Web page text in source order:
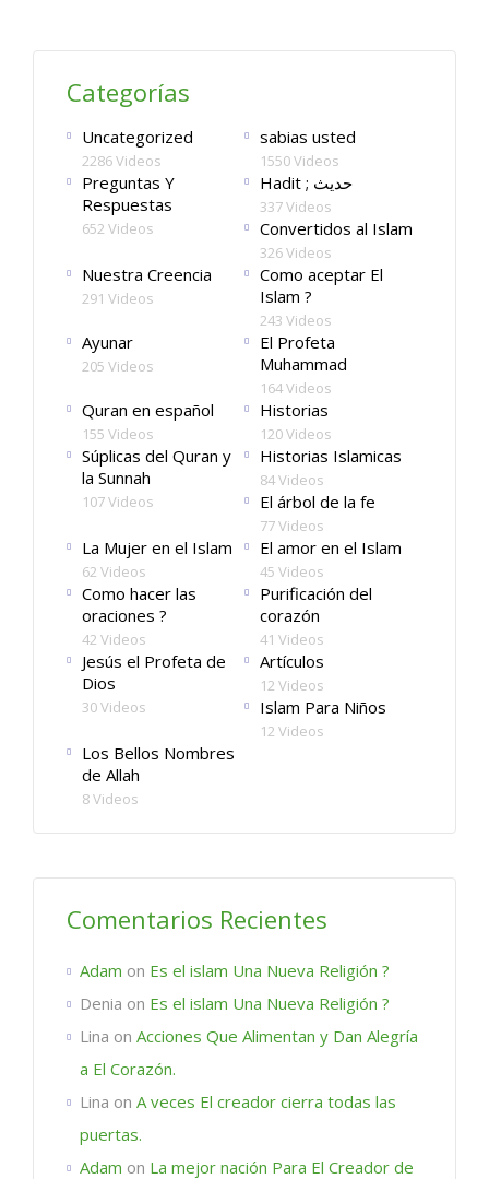
Categorías
Uncategorized
2286 Videos
sabias usted
1550 Videos
Preguntas Y
Respuestas
652 Videos
Hadit ; حديث
337 Videos
Convertidos al Islam
326 Videos
Nuestra Creencia
291 Videos
Como aceptar El
Islam ?
243 Videos
Ayunar
205 Videos
El Profeta
Muhammad
164 Videos
Quran en español
155 Videos
Historias
120 Videos
Súplicas del Quran y
la Sunnah
107 Videos
Historias Islamicas
84 Videos
El árbol de la fe
77 Videos
La Mujer en el Islam
62 Videos
El amor en el Islam
45 Videos
Como hacer las
oraciones ?
42 Videos
Purificación del
corazón
41 Videos
Jesús el Profeta de
Dios
30 Videos
Artículos
12 Videos
Islam Para Niños
12 Videos
Los Bellos Nombres
de Allah
8 Videos
Comentarios Recientes
Adam on Es el islam Una Nueva Religión ?
Denia on Es el islam Una Nueva Religión ?
Lina on Acciones Que Alimentan y Dan Alegría
a El Corazón.
Lina on A veces El creador cierra todas las
puertas.
Adam on La mejor nación Para El Creador de